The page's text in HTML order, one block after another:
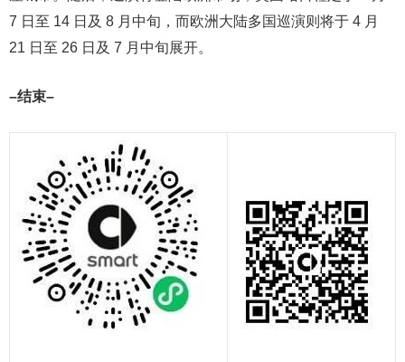
7 日至 14 日及 8 月中旬，而欧洲大陆多国巡演则将于 4 月
21 日至 26 日及 7 月中旬展开。
–结束–